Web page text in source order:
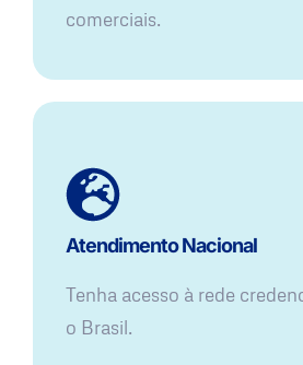
comerciais.
Atendimento Nacional
Tenha acesso à rede
o Brasil.